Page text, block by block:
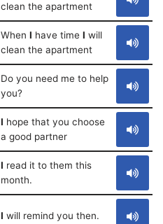
clean the apartment
When I have time I will
clean the apartment
Do you need me to help
you?
I hope that you choose
a good partner
I read it to them this
month.
I will remind you then.